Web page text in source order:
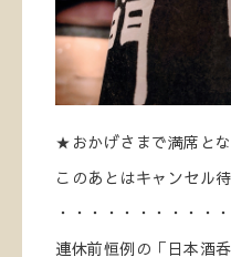
★おかげさまで満席とな
このあとはキャンセル
・・・・・・・・・・・
連休前恒例の「日本酒